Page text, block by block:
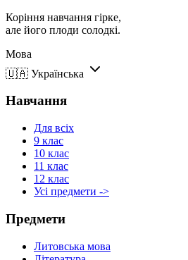
Коріння навчання гірке,
але його плоди солодкі.
Мова
🇺🇦 Українська
Навчання
Для всіх
9 клас
10 клас
11 клас
12 клас
Усі предмети ->
Предмети
Литовська мова